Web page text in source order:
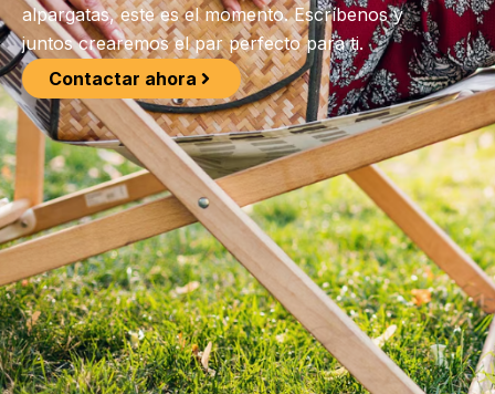
alpargatas, este es el momento. Escríbenos y
juntos crearemos el par perfecto para ti.
Contactar ahora